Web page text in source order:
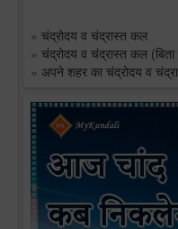
» चंद्रोदय व चंद्रास्त कल
» चंद्रोदय व चंद्रास्त कल
» अपने शहर का चंद्रोदय व